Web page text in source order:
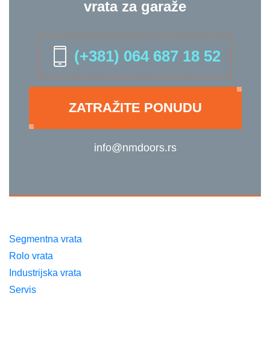
vrata za garaže
(+381) 064 687 18 52
ZATRAŽITE PONUDU
info@nmdoors.rs
Segmentna vrata
Rolo vrata
Industrijska vrata
Servis